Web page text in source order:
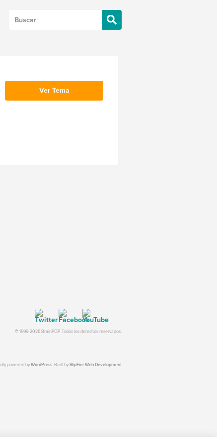
Ver Tema
© 1999-2026 BrainPOP. Todos los derechos reservados.
powered byWordPress. Built bySlipFire Web Development